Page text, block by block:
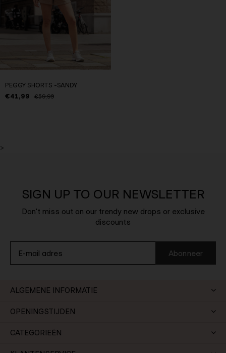
PEGGY SHORTS -SANDY
€41,99
€59,99
>
SIGN UP TO OUR NEWSLETTER
Don't miss out on our trendy new drops or exclusive
discounts
Abonneer
ALGEMENE INFORMATIE
OPENINGSTIJDEN
CATEGORIEËN